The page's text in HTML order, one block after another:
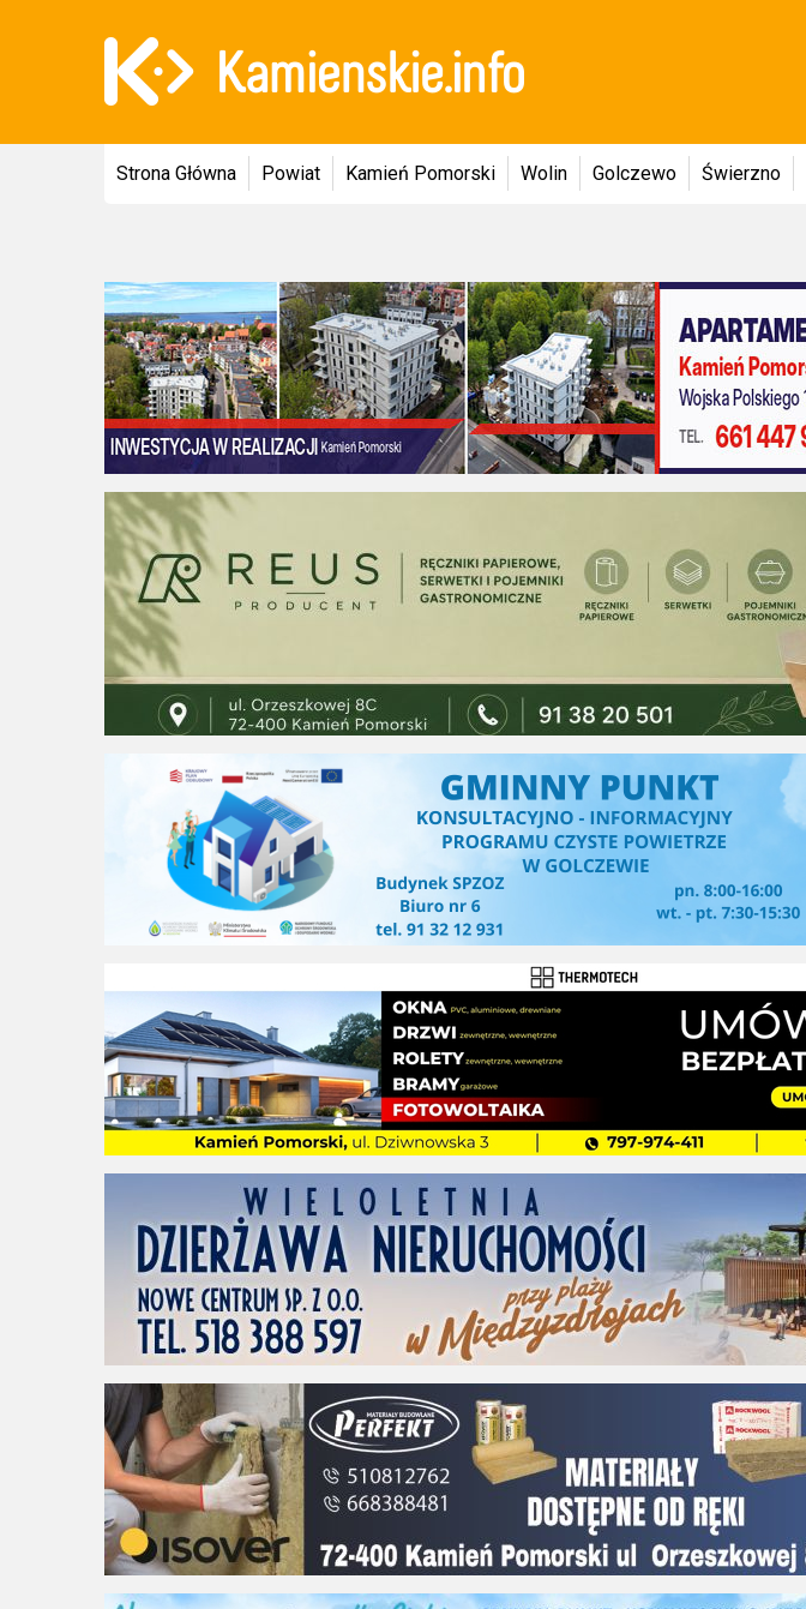
Strona Główna Powiat Kamień Pomorski Wolin Golczewo Świerzno